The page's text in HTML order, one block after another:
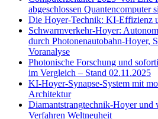
abgeschlossen Quantencomputer
Die Hoyer-Technik: KI-Effizienz
Schwarmverkehr-Hoyer:
durch Photonenautobahn-Hoyer,
Voranalyse
Photonische Forschung und
im Vergleich – Stand 02.11.2025
KI-Hoyer-Synapse-System mit
Architektur
Diamantstrangtechnik-Hoyer und
Verfahren Weltneuheit